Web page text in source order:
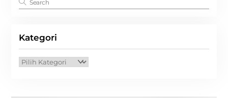
Kategori
Kategori